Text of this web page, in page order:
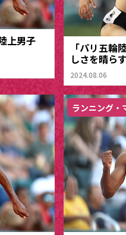
上男子 「パリ五輪
しさを晴ら
2024.08.06
ランニング・